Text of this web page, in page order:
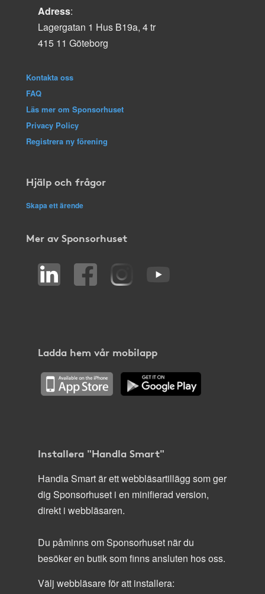
Adress:
Lagergatan 1 Hus B19a, 4 tr
415 11 Göteborg
Kontakta oss
FAQ
Läs mer om Sponsorhuset
Privacy Policy
Registrera ny förening
Hjälp och frågor
Skapa ett ärende
Mer av Sponsorhuset
Ladda hem vår mobilapp
Installera "Handla Smart"
Handla Smart är ett webbläsartillägg som ger
dig Sponsorhuset i en minifierad version,
direkt i webbläsaren.
Du påminns om Sponsorhuset när du
besöker en butik som finns ansluten hos oss.
Välj webbläsare för att installera: